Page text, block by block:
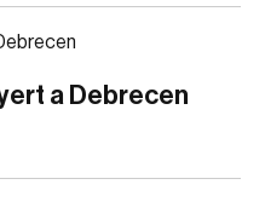
a Debrecen